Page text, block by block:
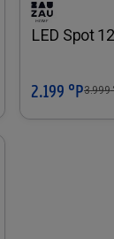
LED Spot
In den
2.199 °P3.999